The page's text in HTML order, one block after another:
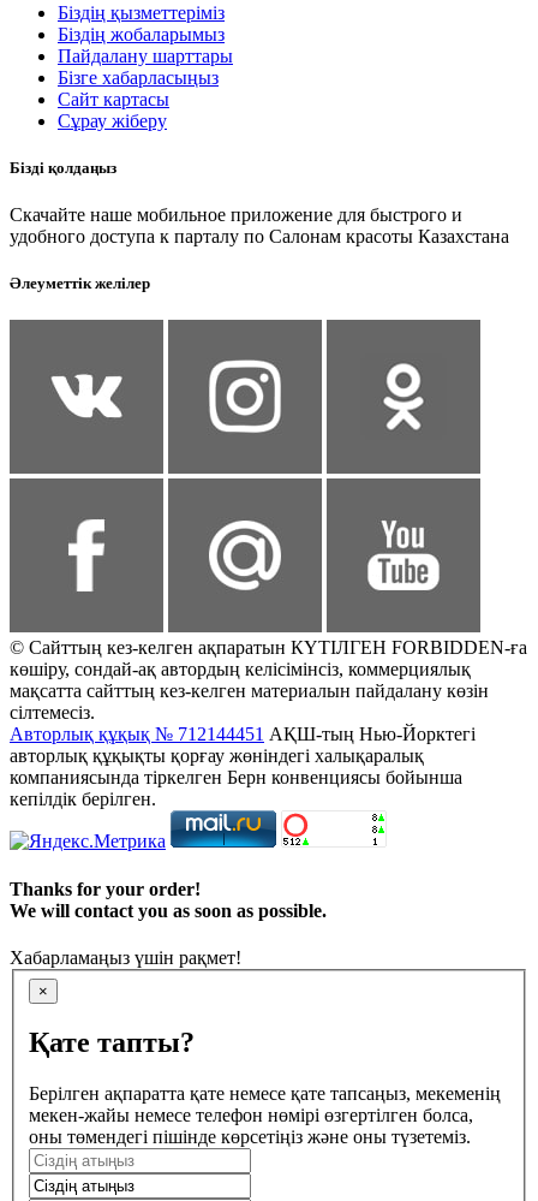
Біздің қызметтеріміз
Біздің жобаларымыз
Пайдалану шарттары
Бізге хабарласыңыз
Сайт картасы
Сұрау жіберу
Бізді қолдаңыз
Скачайте наше мобильное приложение для быстрого и
удобного доступа к парталу по Салонам красоты Казахстана
Әлеуметтік желілер
© Сайттың кез-келген ақпаратын КҮТІЛГЕН FORBIDDEN-ға
көшіру, сондай-ақ автордың келісімінсіз, коммерциялық
мақсатта сайттың кез-келген материалын пайдалану көзін
сілтемесіз.
Авторлық құқық № 712144451 АҚШ-тың Нью-Йорктегі
авторлық құқықты қорғау жөніндегі халықаралық
компаниясында тіркелген Берн конвенциясы бойынша
кепілдік берілген.
Thanks for your order!
We will contact you as soon as possible.
Хабарламаңыз үшін рақмет!
×
Қате тапты?
Берілген ақпаратта қате немесе қате тапсаңыз, мекеменің
мекен-жайы немесе телефон нөмірі өзгертілген болса,
оны төмендегі пішінде көрсетіңіз және оны түзетеміз.